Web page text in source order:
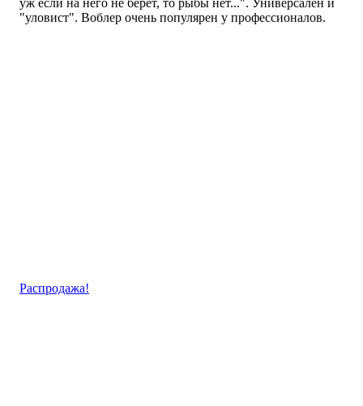
уж если на него не берет, то рыбы нет...". Универсален и
"уловист". Воблер очень популярен у профессионалов.
Распродажа!